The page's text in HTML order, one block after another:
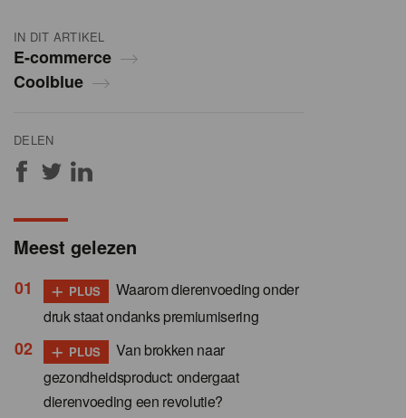
IN DIT ARTIKEL
E-commerce
Coolblue
DELEN
Meest gelezen
+ PLUS
Waarom dierenvoeding onder
druk staat ondanks premiumisering
+ PLUS
Van brokken naar
gezondheidsproduct: ondergaat
dierenvoeding een revolutie?